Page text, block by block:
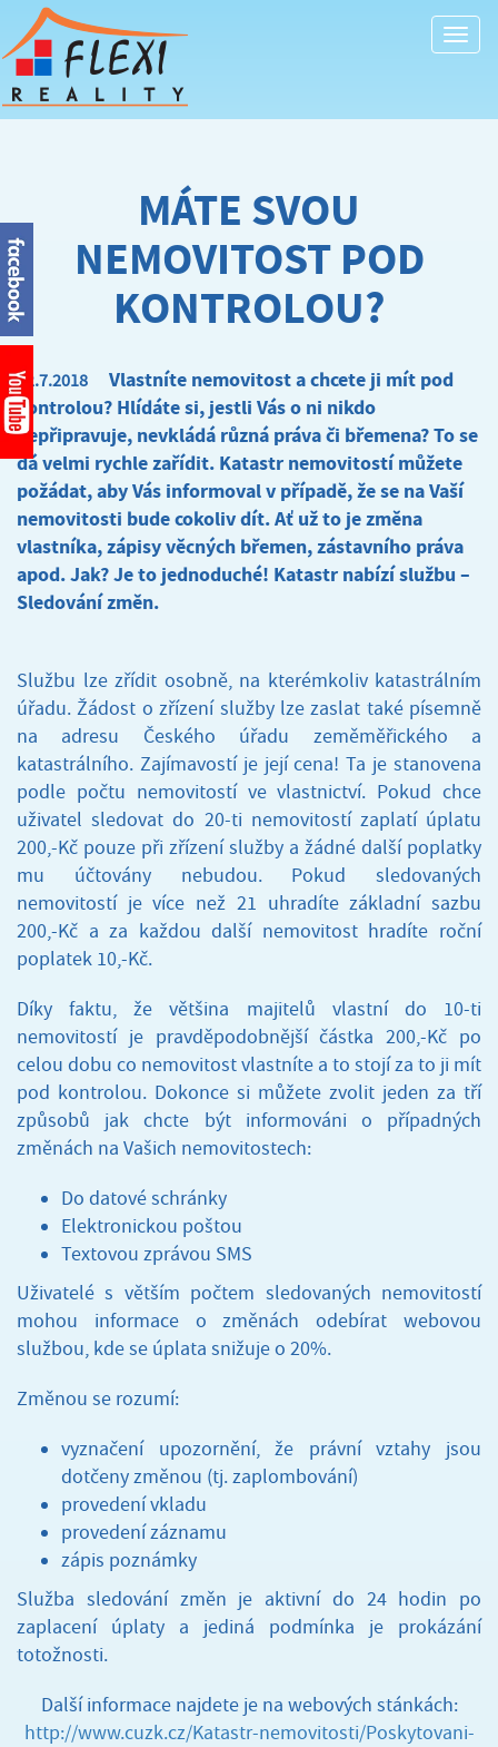
MÁTE SVOU
NEMOVITOST POD
KONTROLOU?
22.7.2018
Vlastníte nemovitost a chcete ji mít pod
kontrolou? Hlídáte si, jestli Vás o ni nikdo
nepřipravuje, nevkládá různá práva či břemena? To se
dá velmi rychle zařídit. Katastr nemovitostí můžete
požádat, aby Vás informoval v případě, že se na Vaší
nemovitosti bude cokoliv dít. Ať už to je změna
vlastníka, zápisy věcných břemen, zástavního práva
apod. Jak? Je to jednoduché! Katastr nabízí službu –
Sledování změn.
Službu lze zřídit osobně, na kterémkoliv katastrálním
úřadu. Žádost o zřízení služby lze zaslat také písemně
na adresu Českého úřadu zeměměřického a
katastrálního. Zajímavostí je její cena! Ta je stanovena
podle počtu nemovitostí ve vlastnictví. Pokud chce
uživatel sledovat do 20-ti nemovitostí zaplatí úplatu
200,-Kč pouze při zřízení služby a žádné další poplatky
mu účtovány nebudou. Pokud sledovaných
nemovitostí je více než 21 uhradíte základní sazbu
200,-Kč a za každou další nemovitost hradíte roční
poplatek 10,-Kč.
Díky faktu, že většina majitelů vlastní do 10-ti
nemovitostí je pravděpodobnější částka 200,-Kč po
celou dobu co nemovitost vlastníte a to stojí za to ji mít
pod kontrolou. Dokonce si můžete zvolit jeden za tří
způsobů jak chcte být informováni o případných
změnách na Vašich nemovitostech:
Do datové schránky
Elektronickou poštou
Textovou zprávou SMS
Uživatelé s větším počtem sledovaných nemovitostí
mohou informace o změnách odebírat webovou
službou, kde se úplata snižuje o 20%.
Změnou se rozumí:
vyznačení upozornění, že právní vztahy jsou
dotčeny změnou (tj. zaplombování)
provedení vkladu
provedení záznamu
zápis poznámky
Služba sledování změn je aktivní do 24 hodin po
zaplacení úplaty a jediná podmínka je prokázání
totožnosti.
Další informace najdete je na webových stánkách:
http://www.cuzk.cz/Katastr-nemovitosti/Poskytovani-